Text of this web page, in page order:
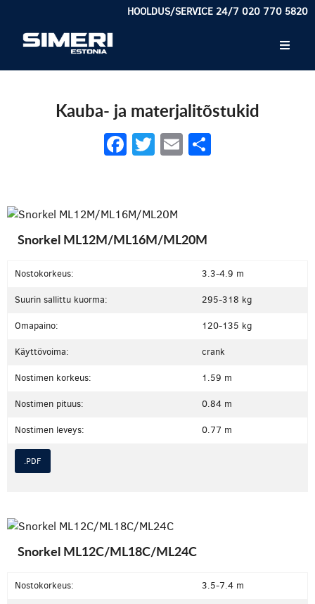
HOOLDUS/SERVICE 24/7 020 770 5820
Kauba- ja materjalitõstukid
Facebook
Twitter
Email
Snorkel ML12M/ML16M/ML20M
Nostokorkeus: 3.3-4.9 m
Suurin sallittu kuorma: 295-318 kg
Omapaino: 120-135 kg
Käyttövoima: crank
Nostimen korkeus: 1.59 m
Nostimen pituus: 0.84 m
Nostimen leveys: 0.77 m
.PDF
Snorkel ML12C/ML18C/ML24C
Nostokorkeus: 3.5-7.4 m